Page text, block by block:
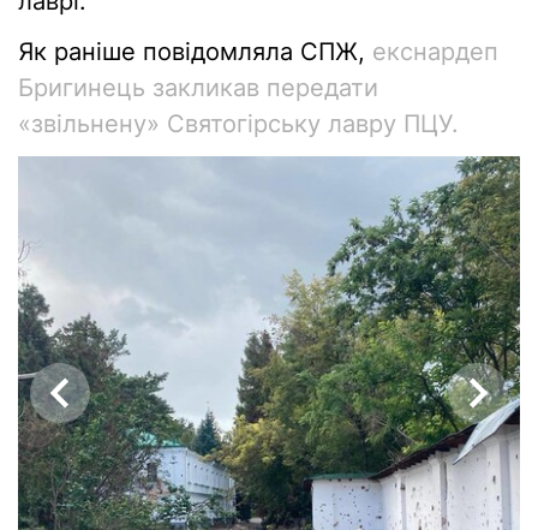
Як раніше повідомляла СПЖ, екснардеп
Бригинець закликав передати
«звільнену» Святогірську лавру ПЦУ.